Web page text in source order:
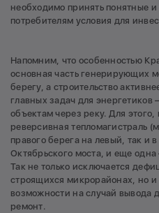
необходимо принять понятные
потребителям условия для
Напомним, что особенностью
основная часть
берегу, а строительство
главных задач для
объектам через реку. Для
реверсивная тепломагистраль
правого берега на левый, так и
Октябрьского моста, и еще
Так не только исключается
строящихся микрорайонах, но
возможности на случай вывода
ремонт.